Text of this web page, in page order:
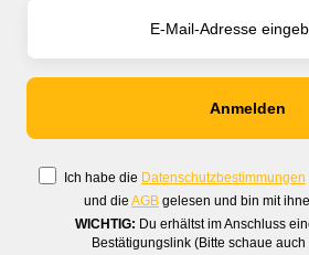
Ich habe die Datenschutzbestimmungen
und die AGB gelesen und bin mit
WICHTIG: Du erhältst im Anschluss
Bestätigungslink (Bitte schaue auch